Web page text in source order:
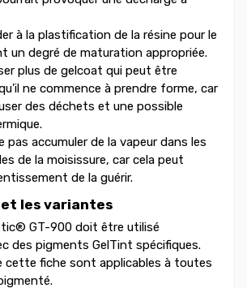
à la plastification de la résine pour le
un degré de maturation appropriée.
plus de gelcoat qui peut être
ne commence à prendre forme, car
des déchets et une possible
accumuler de la vapeur dans les
de la moisissure, car cela peut
de la guérir.
les variantes
GT-900 doit être utilisé
des pigments GelTint spécifiques.
cette fiche sont applicables à toutes